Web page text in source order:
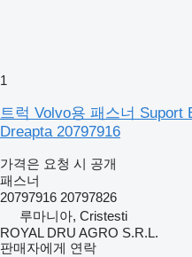
1
트럭 Volvo용 패스너 Suport
Dreapta 20797916
가격은 요청 시 공개
패스너
20797916 20797826
루마니아, Cristesti
ROYAL DRU AGRO S.R.L.
판매자에게 연락